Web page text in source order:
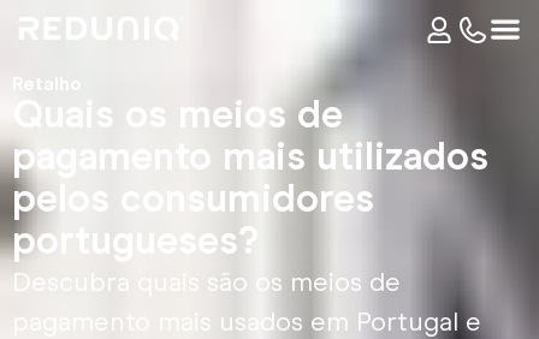
Retalho
Quais os meios de
pagamento mais utilizados
pelos consumidores
portugueses?
Descubra quais são os meios de
pagamento mais usados em Portugal e